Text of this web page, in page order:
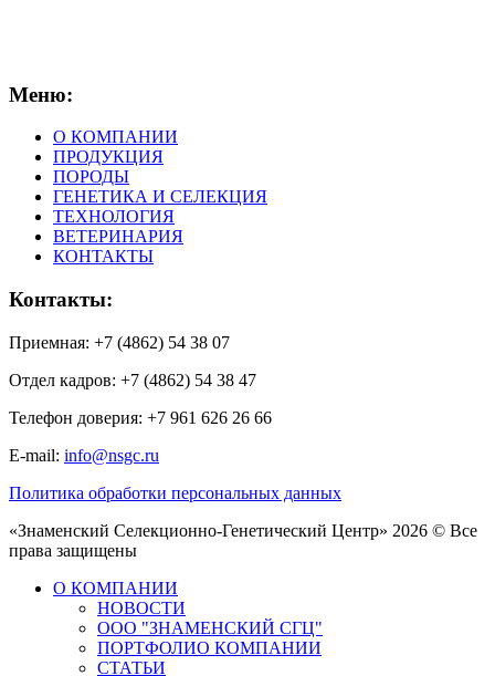
Меню:
О КОМПАНИИ
ПРОДУКЦИЯ
ПОРОДЫ
ГЕНЕТИКА И СЕЛЕКЦИЯ
ТЕХНОЛОГИЯ
ВЕТЕРИНАРИЯ
КОНТАКТЫ
Контакты:
Приемная: +7 (4862) 54 38 07
Отдел кадров: +7 (4862) 54 38 47
Телефон доверия: +7 961 626 26 66
E-mail: info@nsgc.ru
Политика обработки персональных данных
«Знаменский Селекционно-Генетический Центр» 2026 © Все
права защищены
О КОМПАНИИ
НОВОСТИ
ООО "ЗНАМЕНСКИЙ СГЦ"
ПОРТФОЛИО КОМПАНИИ
СТАТЬИ